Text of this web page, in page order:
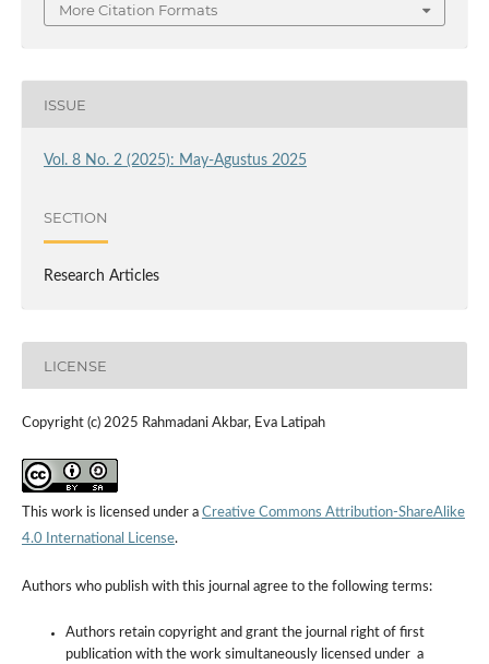
More Citation Formats
ISSUE
Vol. 8 No. 2 (2025): May-Agustus 2025
SECTION
Research Articles
LICENSE
Copyright (c) 2025 Rahmadani Akbar, Eva Latipah
This work is licensed under a Creative Commons Attribution-ShareAlike
4.0 International License.
Authors who publish with this journal agree to the following terms:
Authors retain copyright and grant the journal right of first
publication with the work simultaneously licensed under a